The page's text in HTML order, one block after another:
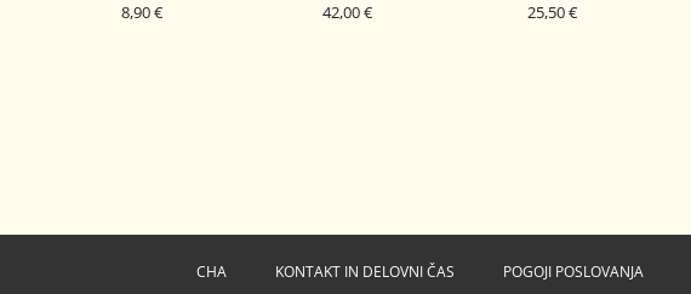
8,90 €
42,00 €
25,50 €
CHA KONTAKT IN DELOVNI ČAS POGOJI POSLOVANJA